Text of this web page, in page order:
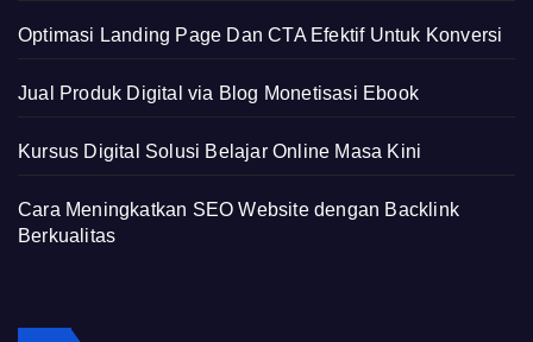
Optimasi Landing Page Dan CTA Efektif Untuk Konversi
Jual Produk Digital via Blog Monetisasi Ebook
Kursus Digital Solusi Belajar Online Masa Kini
Cara Meningkatkan SEO Website dengan Backlink
Berkualitas